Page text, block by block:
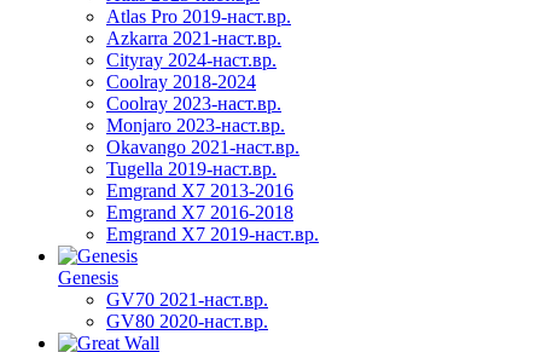
Atlas Pro 2019-наст.вр.
Azkarra 2021-наст.вр.
Cityray 2024-наст.вр.
Coolray 2018-2024
Coolray 2023-наст.вр.
Monjaro 2023-наст.вр.
Okavango 2021-наст.вр.
Tugella 2019-наст.вр.
Emgrand Х7 2013-2016
Emgrand X7 2016-2018
Emgrand X7 2019-наст.вр.
Genesis
GV70 2021-наст.вр.
GV80 2020-наст.вр.